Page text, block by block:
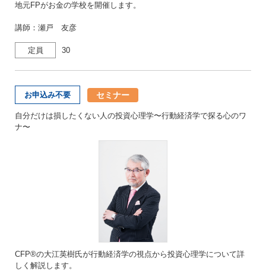
地元FPがお金の学校を開催します。
講師：瀬戸 友彦
定員 30
お申込み不要 セミナー
自分だけは損したくない人の投資心理学〜行動経済学で探る心のワ
ナ〜
CFP®の大江英樹氏が行動経済学の視点から投資心理学について詳
しく解説します。